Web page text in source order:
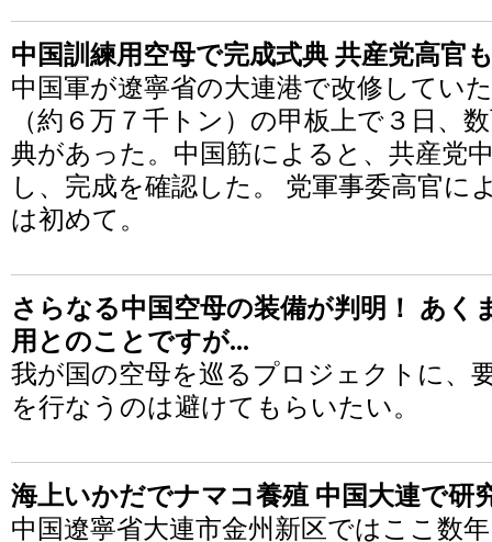
中国訓練用空母で完成式典 共産党高官
中国軍が遼寧省の大連港で改修してい
（約６万７千トン）の甲板上で３日、
典があった。中国筋によると、共産党
し、完成を確認した。 党軍事委高官に
は初めて。
さらなる中国空母の装備が判明！ あく
用とのことですが...
我が国の空母を巡るプロジェクトに、
を行なうのは避けてもらいたい。
海上いかだでナマコ養殖 中国大連で研
中国遼寧省大連市金州新区ではここ数